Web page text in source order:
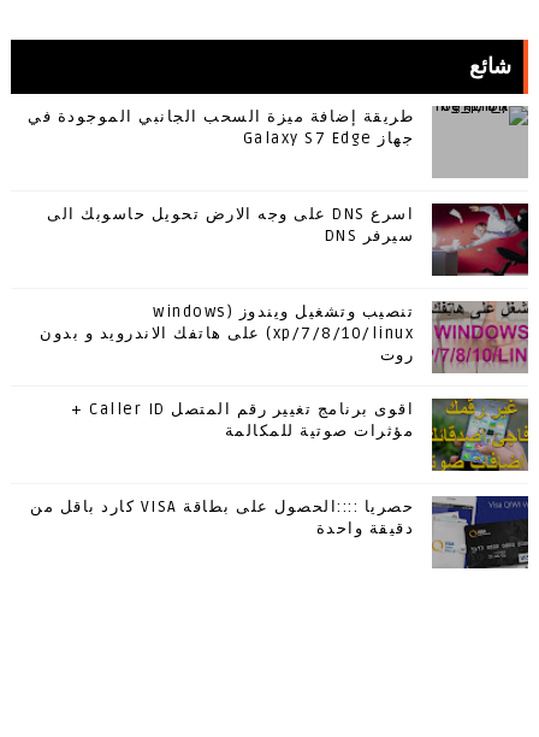
شائع
طريقة إضافة ميزة السحب الجانبي الموجودة في
جهاز Galaxy S7 Edge
اسرع DNS على وجه الارض تحويل حاسوبك الى
سيرفر DNS
تنصيب وتشغيل ويندوز (windows
xp/7/8/10/linux) على هاتفك الاندرويد و بدون
روت
اقوى برنامج تغيير رقم المتصل Caller ID +
مؤثرات صوتية للمكالمة
حصريا ::::الحصول على بطاقة VISA كارد باقل من
دقيقة واحدة